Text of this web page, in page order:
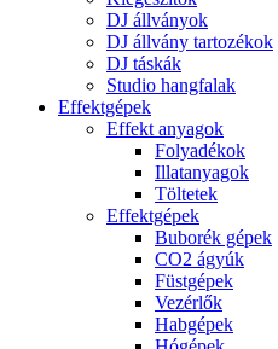
DJ állványok
DJ állvány tartozékok
DJ táskák
Studio hangfalak
Effektgépek
Effekt anyagok
Folyadékok
Illatanyagok
Töltetek
Effektgépek
Buborék gépek
CO2 ágyúk
Füstgépek
Vezérlők
Habgépek